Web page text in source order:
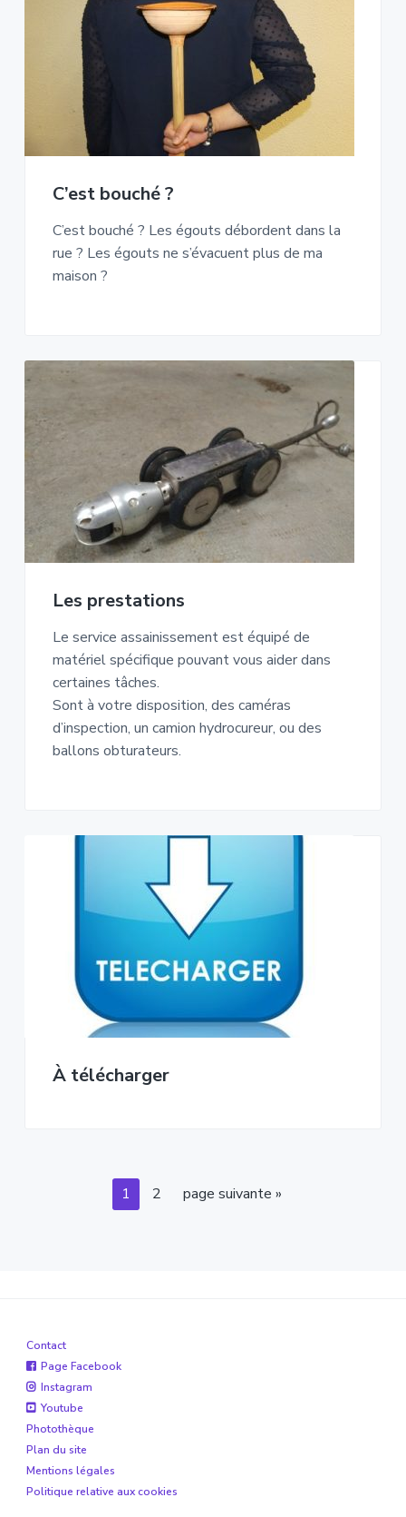
C’est bouché ?
C’est bouché ? Les égouts débordent dans la
rue ? Les égouts ne s’évacuent plus de ma
maison ?
Les prestations
Le service assainissement est équipé de
matériel spécifique pouvant vous aider dans
certaines tâches.
Sont à votre disposition, des caméras
d’inspection, un camion hydrocureur, ou des
ballons obturateurs.
À télécharger
Page
1 Page
2
Aller
page suivante »
Contact
Page Facebook
Instagram
Youtube
Photothèque
Plan du site
Mentions légales
Politique relative aux cookies